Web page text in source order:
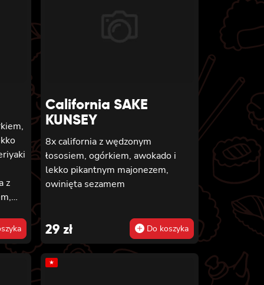
z
California SAKE
KUNSEY
8x california z wędzonym
łososiem, ogórkiem, awokado i
lekko pikantnym majonezem,
owinięta sezamem
29 zł Do koszyka
★